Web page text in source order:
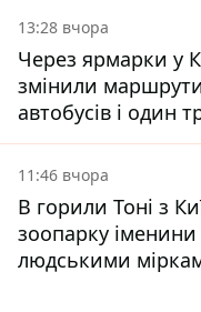
13:28 вчора
Через ярмарки у
змінили
автобусів і один
11:46 вчора
В горили Тоні з
зоопарку іменини
людськими